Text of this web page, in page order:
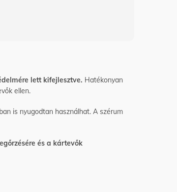
lett kifejlesztve. Hatékonyan
ellen.
is nyugodtan használhat. A szérum
és a kártevők